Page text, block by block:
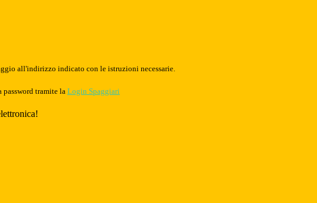
all'indirizzo indicato con le istruzioni necessarie.
password tramite la Login Spaggiari